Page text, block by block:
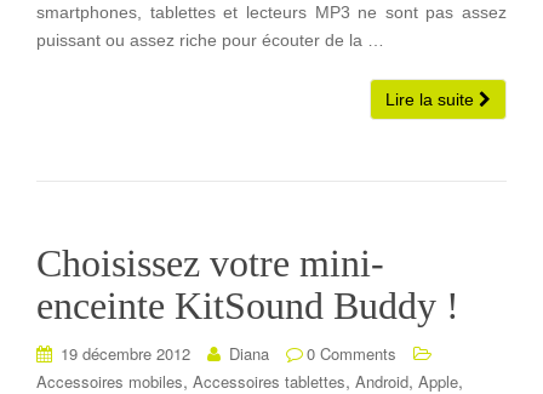
smartphones, tablettes et lecteurs MP3 ne sont pas assez
puissant ou assez riche pour écouter de la …
Lire la suite
Choisissez votre mini-
enceinte KitSound Buddy !
19 décembre 2012 Diana
0 Comments
Accessoires mobiles, Accessoires tablettes, Android, Apple,